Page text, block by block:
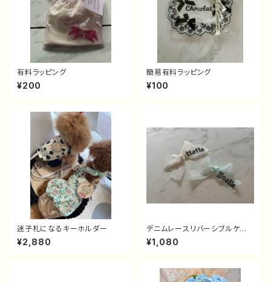
有料ラッピング
¥200
簡易有料ラッピング
¥100
迷子札になるキーホルダー
¥2,880
デニムレースリバーシブルケー
プのリボンのみ（リボン単品）
¥1,080